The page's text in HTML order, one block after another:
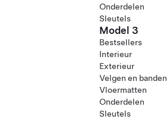
Onderdelen
Sleutels
Model 3
Bestsellers
Interieur
Exterieur
Velgen en banden
Vloermatten
Onderdelen
Sleutels